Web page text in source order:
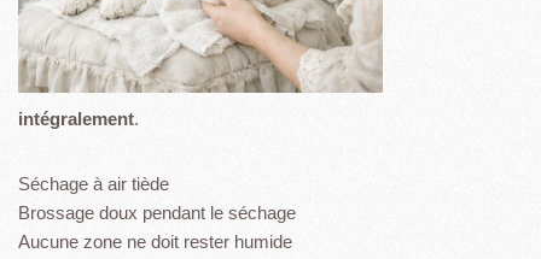
intégralement.
Séchage à air tiède
Brossage doux pendant le séchage
Aucune zone ne doit rester humide